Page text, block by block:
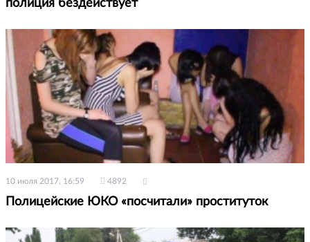
полиция бездействует
10 июля 2017, 16:59 4892
Полицейские ЮКО «посчитали» проституток